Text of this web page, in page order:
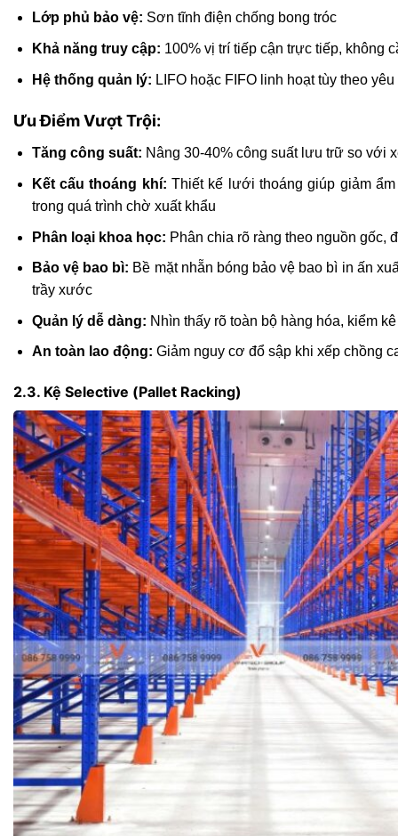
Lớp phủ bảo vệ: Sơn tĩnh điện chống bong tróc
Khả năng truy cập: 100% vị trí tiếp cận trực tiếp, không
Hệ thống quản lý: LIFO hoặc FIFO linh hoạt tùy theo
Ưu Điểm Vượt Trội:
Tăng công suất: Nâng 30-40% công suất lưu trữ so với
Kết cấu thoáng khí: Thiết kế lưới thoáng giúp giảm
trong quá trình chờ xuất khẩu
Phân loại khoa học: Phân chia rõ ràng theo nguồn gốc,
Bảo vệ bao bì: Bề mặt nhẵn bóng bảo vệ bao bì in ấn
trầy xước
Quản lý dễ dàng: Nhìn thấy rõ toàn bộ hàng hóa, kiểm
An toàn lao động: Giảm nguy cơ đổ sập khi xếp chồng
2.3. Kệ Selective (Pallet Racking)